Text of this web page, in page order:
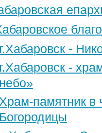
г.Хабаровск -
г.Хабаровск -
небо»
Храм-памятник в
Богородицы